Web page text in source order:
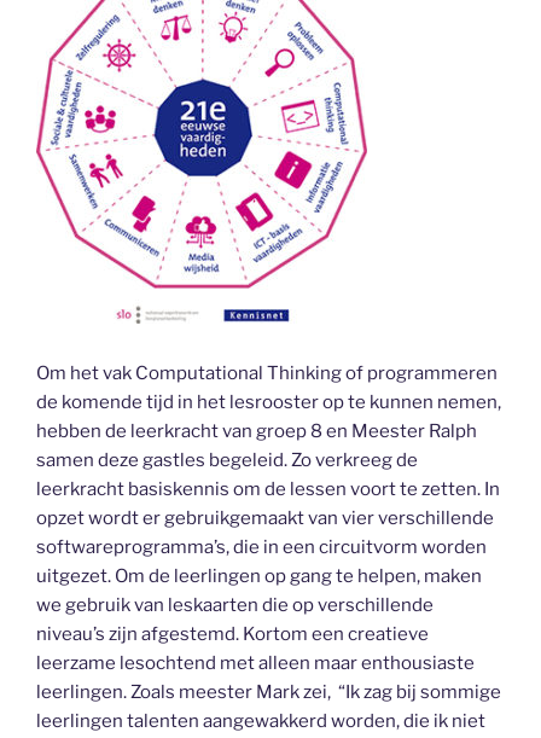
Om het vak Computational Thinking of programmeren
de komende tijd in het lesrooster op te kunnen nemen,
hebben de leerkracht van groep 8 en Meester Ralph
samen deze gastles begeleid. Zo verkreeg de
leerkracht basiskennis om de lessen voort te zetten. In
opzet wordt er gebruikgemaakt van vier verschillende
softwareprogramma’s, die in een circuitvorm worden
uitgezet. Om de leerlingen op gang te helpen, maken
we gebruik van leskaarten die op verschillende
niveau’s zijn afgestemd. Kortom een creatieve
leerzame lesochtend met alleen maar enthousiaste
leerlingen. Zoals meester Mark zei, “Ik zag bij sommige
leerlingen talenten aangewakkerd worden, die ik niet